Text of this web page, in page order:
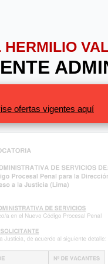
ofertas vigentes aquí